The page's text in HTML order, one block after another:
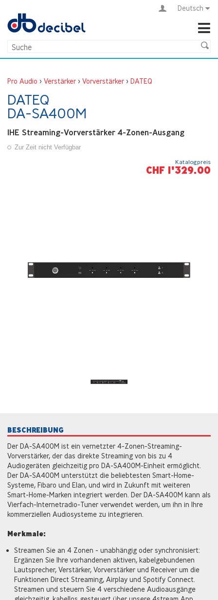
Deutsch
Pro Audio > Verstärker > Vorverstärker > DATEQ
DATEQ
DA-SA400M
1HE Streaming-Vorverstärker 4-Zonen-Ausgang
Zur Zeit nicht Verfügbar
Katalogpreis
CHF 1'329.00
BESCHREIBUNG
Der DA-SA400M ist ein vernetzter 4-Zonen-Streaming-
Vorverstärker, der das direkte Streaming von bis zu 4
Audiogeräten gleichzeitig pro DA-SA400M-Einheit ermöglicht.
Der DA-SA400M unterstützt die beliebtesten Smart-Home-
Systeme, Fibaro und Elan, und wird in Zukunft mit weiteren
Smart-Home-Marken integriert werden. Der DA-SA400M kann als
Vierfach-Internetradio-Tuner verwendet werden, um ihn in Ihre
kommerziellen Audiosysteme zu integrieren.
Merkmale:
Streamen Sie an 4 Zonen - unabhängig oder synchronisiert:
Ergänzen Sie Ihre vorhandenen aktiven, kabelgebundenen
Lautsprecher, Verstärker, Vorverstärker und Receiver um die
Funktionen Direct Streaming, Airplay und Spotify Connect.
Streamen und steuern Sie 4 verschiedene Audioausgänge